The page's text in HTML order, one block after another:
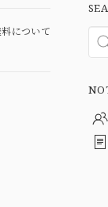
について